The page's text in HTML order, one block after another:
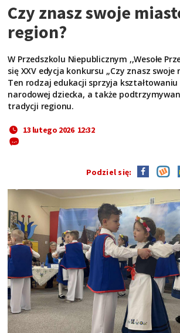
Czy znasz swoje
region?
W Przedszkolu Niepublicznym ,,Wesołe
się XXV edycja konkursu ,,Czy znasz
Ten rodzaj edukacji sprzyja
narodowej dziecka, a także
tradycji regionu.
13 lutego 2026 12:32
Podziel się: